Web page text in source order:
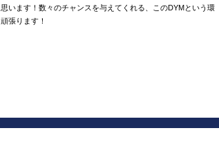
います！数々のチャンスを与えてくれる、このDYMという環
張ります！